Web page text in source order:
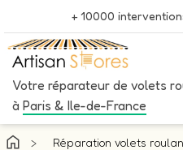
+ 10000
Votre réparateur de volets
à Paris & Ile-de-France
> Réparation volets